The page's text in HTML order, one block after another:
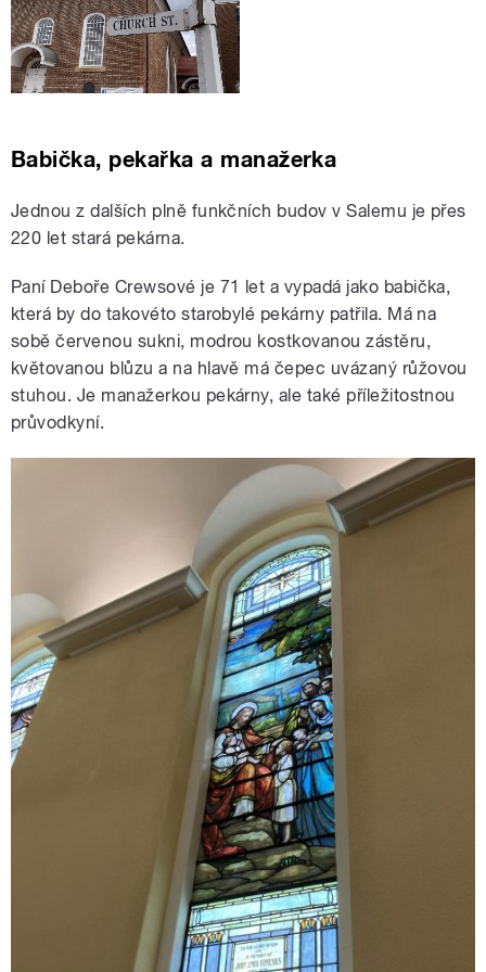
Babička, pekařka a manažerka
Jednou z dalších plně funkčních budov v Salemu je přes
220 let stará pekárna.
Paní Deboře Crewsové je 71 let a vypadá jako babička,
která by do takovéto starobylé pekárny patřila. Má na
sobě červenou sukni, modrou kostkovanou zástěru,
květovanou blůzu a na hlavě má čepec uvázaný růžovou
stuhou. Je manažerkou pekárny, ale také příležitostnou
průvodkyní.